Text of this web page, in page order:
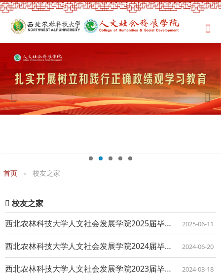
首页 校友之家
校友之家
西北农林科技大学人文社会发展学院2025届毕业留念
2025-06-11
西北农林科技大学人文社会发展学院2024届毕业留念 2024-06-20
西北农林科技大学人文社会发展学院2023届毕业留念 2024-03-18